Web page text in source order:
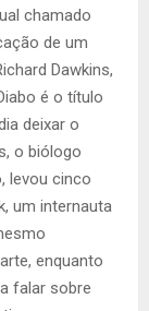
chamado
de um
Dawkins,
é o título
deixar o
o biólogo
levou cinco
um internauta
enquanto
falar sobre